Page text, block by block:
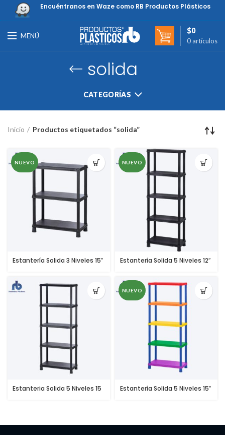
Encuéntranos en Waze como RB Productos Plásticos
MENÚ
0 artículos
$0
solida
CATEGORÍAS
Inicio Productos etiquetados “solida”
NUEVO
Estantería Solida 3 Niveles 15″
NUEVO
Estantería Solida 5 Niveles 12″
Estanteria Solida 5 Niveles 15
NUEVO
Estantería Solida 5 Niveles 15″